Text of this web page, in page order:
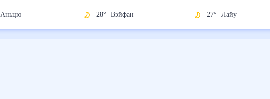
Аньцю 28° Вэйфан 27° Лайу